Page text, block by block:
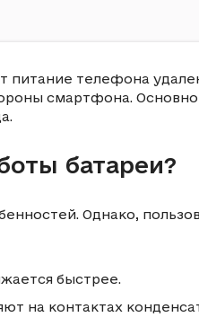
телефона
смартфона.
батареи?
Однако,
быстрее.
на контактах